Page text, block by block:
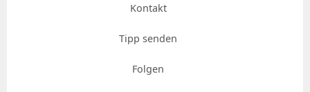
Kontakt
Tipp senden
Folgen